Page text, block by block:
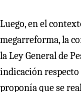
Luego, en el
megarreforma, la
la Ley General de
indicación respecto
proponía que se